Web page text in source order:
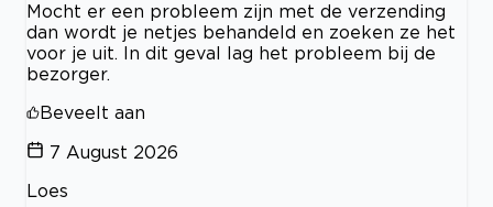
Mocht er een probleem zijn met de verzending
dan wordt je netjes behandeld en zoeken ze het
voor je uit. In dit geval lag het probleem bij de
bezorger.
Beveelt aan
7 August 2026
Loes